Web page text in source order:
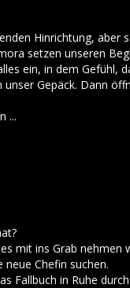
Hinrichtung, aber
setzen unseren
ein, in dem Gefühl,
Gepäck. Dann
...
mit ins Grab nehmen
Chefin suchen.
Fallbuch in Ruhe durch.